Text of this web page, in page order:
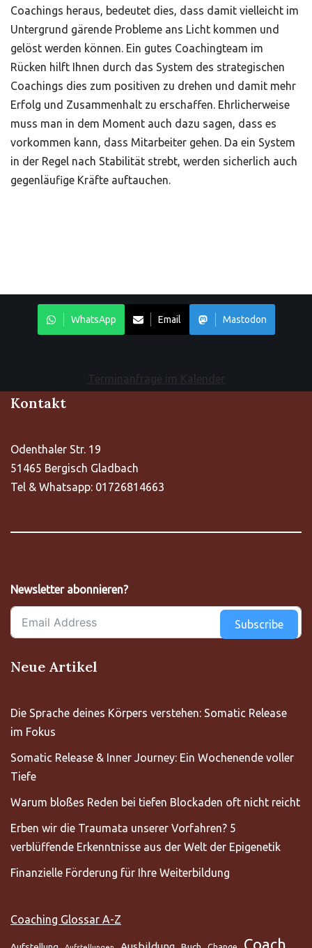
Coachings heraus, bedeutet dies, dass damit vielleicht im
Untergrund gärende Probleme ans Licht kommen und
gelöst werden können. Ein gutes Coachingteam im
Rücken hilft Ihnen durch das System des strategischen
Coachings dies zum positiven zu drehen und damit mehr
Erfolg und Zusammenhalt zu erschaffen. Ehrlicherweise
muss man in dem Moment auch dazu sagen, dass es
vorkommen kann, dass Mitarbeiter gehen. Da ein System
in der Regel nach Stabilität strebt, werden sicherlich auch
gegenläufige Kräfte auftauchen.
WhatsApp Email Mastodon
Terminanfrage im Kalender
Kontakt
Odenthaler Str. 19
51465 Bergisch Gladbach
Tel & Whatsapp: 01726814663
Newsletter abonnieren?
Subscribe
Neue Artikel
Die Sprache deines Körpers verstehen: Somatic Release
im Fokus
Somatic Release & Inner Journey: Ein Wochenende voller
Tiefe
Warum bloßes Reden bei tiefen Blockaden oft nicht reicht
Erben wir die Traumata unserer Vorfahren? 5
verblüffende Erkenntnisse aus der Welt der Epigenetik
Finanzielle Förderung für Ihre Weiterbildung
Coaching Glossar A-Z
Coach